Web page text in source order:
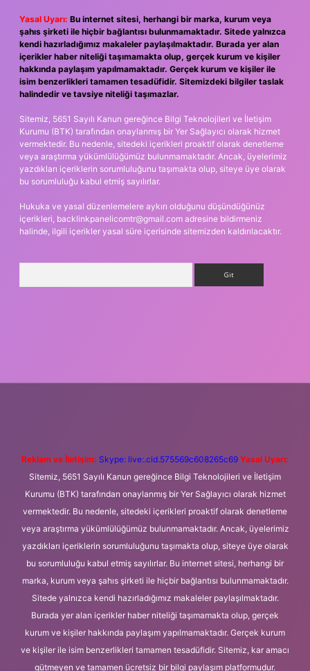
Yasal Uyarı: Bu internet sitesi, herhangi bir marka, kurum veya
şahıs şirketi ile hiçbir bağlantısı bulunmamaktadır. Sitede yalnızca
kendi hazırladığımız makaleler paylaşılmaktadır. Burada yer alan
içerikler haber niteliği taşımamakta olup, gerçek kurum ve kişiler
hakkında paylaşım yapılmamaktadır. Gerçek kurum ve kişiler ile
isim benzerlikleri tamamen tesadüfidir. Sitemizdeki bilgiler taslak
halindedir ve tavsiye niteliği taşımazlar.
Sitemiz, 5651 Sayılı Kanun gereğince Bilgi Teknolojileri ve İletişim
Kurumu (BTK) tarafından onaylanmış bir Yer Sağlayıcı olarak hizmet
vermektedir. Bu nedenle, sitedeki içerikleri proaktif olarak denetleme
veya araştırma yükümlülüğümüz bulunmamaktadır. Ancak, üyelerimiz
yazdıkları içeriklerin sorumluluğunu taşımakta olup, siteye üye olarak
bu sorumluluğu kabul etmiş sayılırlar.
Hukuka ve yasal düzenlemelere aykırı olduğunu düşündüğünüz
içerikleri, backlinkpanelicomtr@gmail.com adresine bildirmeniz
halinde, ilgili içerikler yasal süre içerisinde sitemizden kaldırılacaktır.
Reklam ve İletişim: Skype: live:.cid.575569c608265c69 Yasal Uyarı:
Sitemiz, 5651 Sayılı Kanun gereğince Bilgi Teknolojileri ve İletişim
Kurumu (BTK) tarafından onaylanmış bir Yer Sağlayıcı olarak hizmet
vermektedir. Bu nedenle, sitedeki içerikleri proaktif olarak denetleme
veya araştırma yükümlülüğümüz bulunmamaktadır. Ancak, üyelerimiz
yazdıkları içeriklerin sorumluluğunu taşımakta olup, siteye üye olarak
bu sorumluluğu kabul etmiş sayılırlar. Bu internet sitesi, herhangi bir
marka, kurum veya şahıs şirketi ile hiçbir bağlantısı bulunmamaktadır.
Sitede yalnızca kendi hazırladığımız makaleler paylaşılmaktadır.
Burada yer alan içerikler haber niteliği taşımamakta olup, gerçek
kurum ve kişiler hakkında paylaşım yapılmamaktadır. Gerçek kurum
ve kişiler ile isim benzerlikleri tamamen tesadüfidir. Sitemiz, kar amacı
gütmeyen ve tamamen ücretsiz bir bilgi paylaşım platformudur.